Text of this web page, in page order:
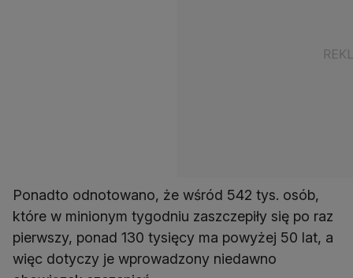
Ponadto odnotowano, że wśród 542 tys. osób,
które w minionym tygodniu zaszczepiły się po raz
pierwszy, ponad 130 tysięcy ma powyżej 50 lat, a
więc dotyczy je wprowadzony niedawno